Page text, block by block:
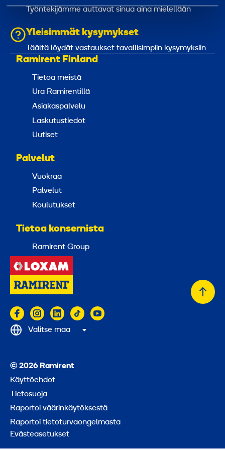
Työntekijämme auttavat sinua aina mielellään
Yleisimmät kysymykset
Täältä löydät vastaukset tavallisimpiin kysymyksiin
Ramirent Finland
Tietoa meistä
Ura Ramirentillä
Asiakaspalvelu
Laskutustiedot
Uutiset
Palvelut
Vuokraa
Palvelut
Koulutukset
Tietoa konsernista
Ramirent Group
© 2026 Ramirent
Käyttöehdot
Tietosuoja
Raportoi väärinkäytöksestä
Raportoi tietoturvaongelmasta
Evästeasetukset
Valitse maa